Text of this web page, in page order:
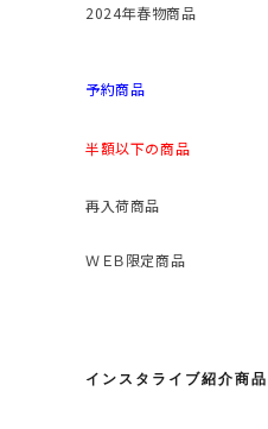
2024年春物商品
予約商品
半額以下の商品
再入荷商品
ＷＥＢ限定商品
インスタライブ紹介商品